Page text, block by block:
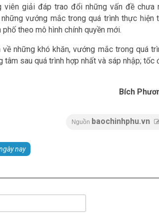
giải đáp trao đổi những vấn đề chưa
vướng mắc trong quá trình thực hiện
theo mô hình chính quyền mới.
những khó khăn, vướng mắc trong quá
tâm sau quá trình hợp nhất và sáp nhập; tốc
Bích
Nguồn baochinhphu.vn
nay